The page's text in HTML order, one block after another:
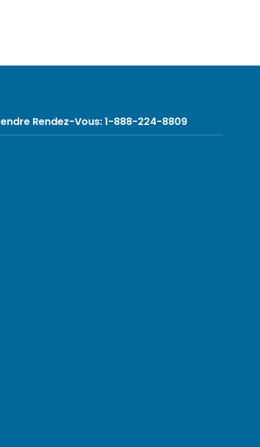
Rendez-Vous: 1-888-224-8809